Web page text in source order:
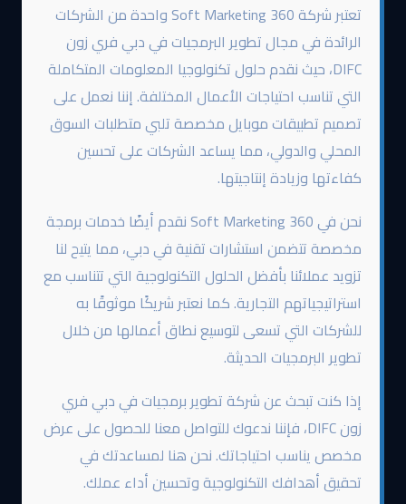
تعتبر شركة 360 Soft Marketing واحدة من الشركات
الرائدة في مجال تطوير البرمجيات في دبي فري زون
DIFC، حيث نقدم حلول تكنولوجيا المعلومات المتكاملة
التي تناسب احتياجات الأعمال المختلفة. إننا نعمل على
تصميم تطبيقات موبايل مخصصة تلبي متطلبات السوق
المحلي والدولي، مما يساعد الشركات على تحسين
كفاءتها وزيادة إنتاجيتها.
نحن في 360 Soft Marketing نقدم أيضًا خدمات برمجة
مخصصة تتضمن استشارات تقنية في دبي، مما يتيح لنا
تزويد عملائنا بأفضل الحلول التكنولوجية التي تتناسب مع
استراتيجياتهم التجارية. كما نعتبر شريكًا موثوقًا به
للشركات التي تسعى لتوسيع نطاق أعمالها من خلال
تطوير البرمجيات الحديثة.
إذا كنت تبحث عن شركة تطوير برمجيات في دبي فري
زون DIFC، فإننا ندعوك للتواصل معنا للحصول على عرض
مخصص يناسب احتياجاتك. نحن هنا لمساعدتك في
تحقيق أهدافك التكنولوجية وتحسين أداء عملك.